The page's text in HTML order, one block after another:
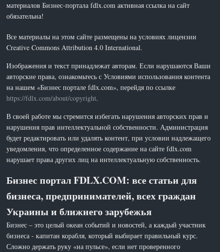
материалов Бизнес-портала fdlx.com активная ссылка на сайт
обязательна!
Все материалы на этом сайте размещены на условиях лицензии
Creative Commons Attribution 4.0 International.
Изображения и текст принадлежат авторам. Если нарушаются Ваши
авторские права, ознакомьтесь с Условиями использования контента
на нашем «Бизнес портале fdlx.com», перейдя по ссылке
https://fdlx.com/about/copyright.
В своей работе мы стремится избегать нарушения авторских прав и
нарушения прав интеллектуальной собственности. Администрация
будет редактировать или удалять контент, при условии надлежащего
уведомления, что определенное содержание на сайте fdlx.com
нарушает права других лиц на интеллектуальную собственность.
Бизнес портал FDLX.COM: все статьи для
бизнеса, предпринимателей, всех граждан
Украины и ближнего зарубежья
Бизнес – это целый океан событий и новостей, а каждый участник
бизнеса - капитан корабля, который выбирает правильный курс.
Сложно держать руку «на пульсе», если нет проверенного